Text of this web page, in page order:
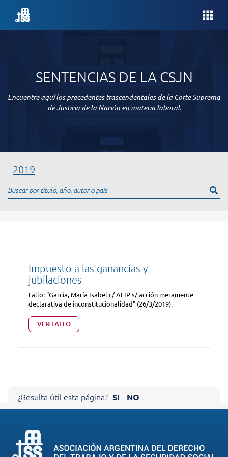
SENTENCIAS DE LA CSJN
Encuentre aquí los precedentes trascendentales de la Corte Suprema
de Justicia de la Nación en materia laboral.
2019
Impuesto a las ganancias y
jubilaciones
Fallo: "García, María Isabel c/ AFIP s/ acción meramente
declarativa de inconstitucionalidad" (26/3/2019).
VER FALLO
¿Resulta útil esta página? SI NO
AYÚDENOS A MEJORAR NUESTRO
Sus comentarios nos ayudan a mejorar el funcionamiento de
nuestra página.